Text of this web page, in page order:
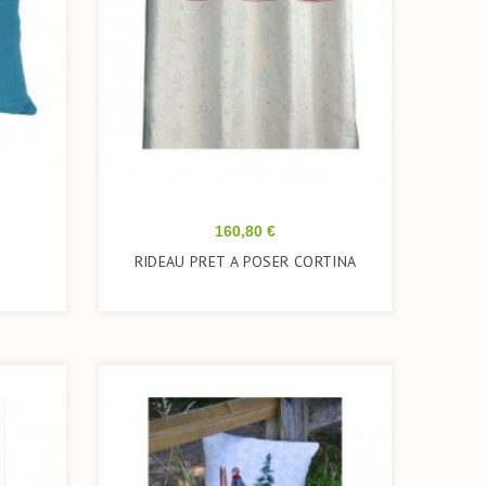
Prix
160,80 €
RIDEAU PRET A POSER CORTINA